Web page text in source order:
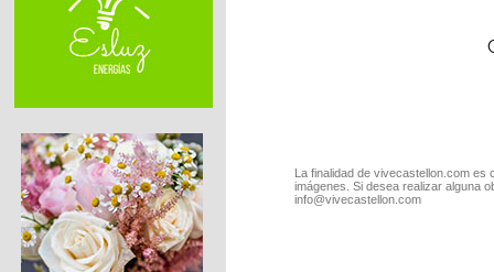
La finalidad de vivecastellon.com
imágenes. Si desea realizar alguna
info@vivecastellon.com